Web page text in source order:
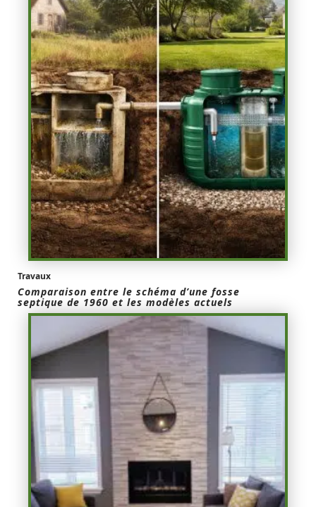
Travaux
Comparaison entre le schéma d’une fosse
septique de 1960 et les modèles actuels